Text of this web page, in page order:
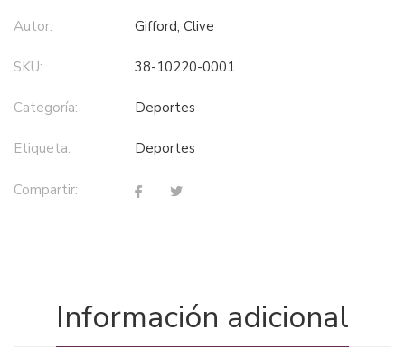
Autor: Gifford, Clive
SKU: 38-10220-0001
Categoría: deportes
Etiqueta: deportes
Compartir:
Información adicional